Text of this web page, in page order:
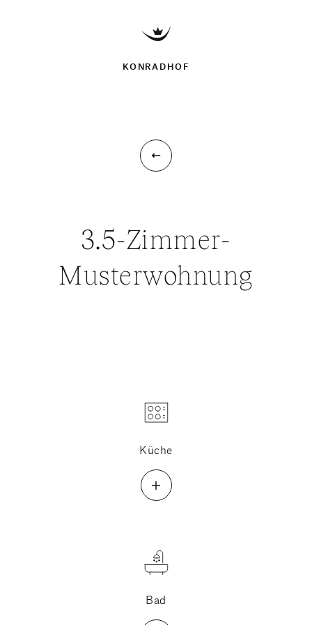
KONRADHOF
3.5-Zimmer-
Musterwohnung
Küche
Bad